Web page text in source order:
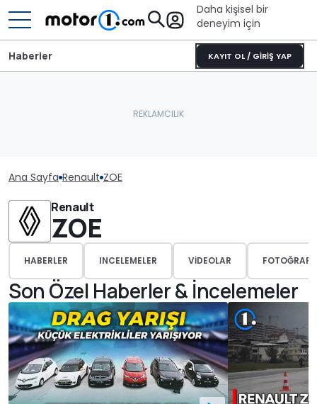
Daha kişisel bir
deneyim için
KAYIT OL / GİRİŞ YAP
Haberler
Ana Sayfa Renault ZOE
Renault
ZOE
HABERLER INCELEMELER VIDEOLAR
Son Özel Haberler & İncelemeler